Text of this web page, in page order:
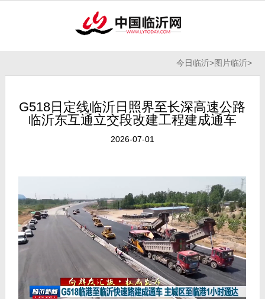
今日临沂>图片临沂>
G518日定线临沂日照界至长深高速公路
临沂东互通立交段改建工程建成通车
2026-07-01